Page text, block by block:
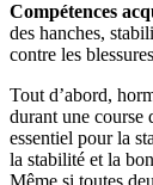
Compétences
des hanches,
contre les blessures
Tout d’abord,
durant une course
essentiel pour la
la stabilité et la